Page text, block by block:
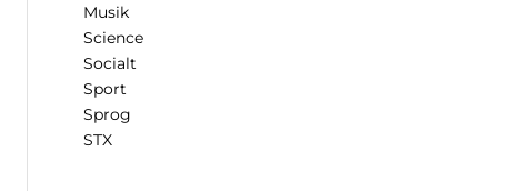
Musik
Science
Socialt
Sport
Sprog
STX